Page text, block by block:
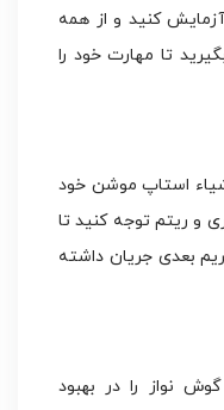
کنید و از همه
تا مهارت خود را
استاپ موشن خود
و ریتم توجه کنید تا
بعدی جریان داشته
نواز را در بهبود